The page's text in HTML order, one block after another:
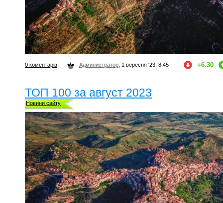
0 коментарів Администратор , 1 вересня '23, 8:45 +6.30
ТОП 100 за август 2023
Новини сайту